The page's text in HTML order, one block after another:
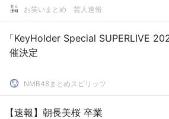
お笑いまとめ 芸人速報
「KeyHolder Special SUPERLIVE
催決定
NMB48まとめスピリッツ
【速報】朝長美桜 卒業